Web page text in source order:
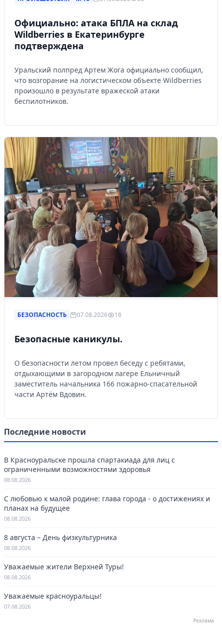
Официально: атака БПЛА на склад
Wildberries в Екатеринбурге
подтверждена
Уральский полпред Артем Жога официально сообщил,
что возгорание на логистическом объекте Wildberries
произошло в результате вражеской атаки
беспилотников.
БЕЗОПАСНОСТЬ 07.08.2026 18
Безопасные каникулы.
О безопасности летом провел беседу с ребятами,
отдыхающими в загородном лагере Ельничный
заместитель начальника 166 пожарно-спасательной
части Артём Вдовин.
Последние новости
В Красноуральске прошла спартакиада для лиц с
ограниченными возможностями здоровья
08.08.2026
С любовью к малой родине: глава города - о достижениях и
планах на будущее
08.08.2026
8 августа – День физкультурника
08.08.2026
Уважаемые жители Верхней Туры!
08.08.2026
Уважаемые красноуральцы!
07.08.2026
Реклама